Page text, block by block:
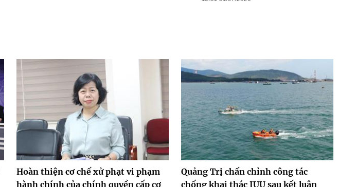
Hoàn thiện cơ chế xử phạt vi phạm
hành chính của chính quyền cấp cơ
Quảng Trị chấn chỉnh công tác
chống khai thác IUU sau kết luận